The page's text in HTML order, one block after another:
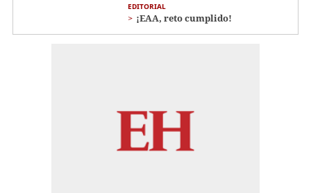
EDITORIAL
¡EAA, reto cumplido!